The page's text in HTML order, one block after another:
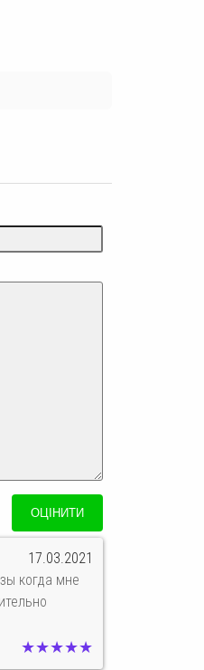
17.03.2021
когда мне
★★★★★